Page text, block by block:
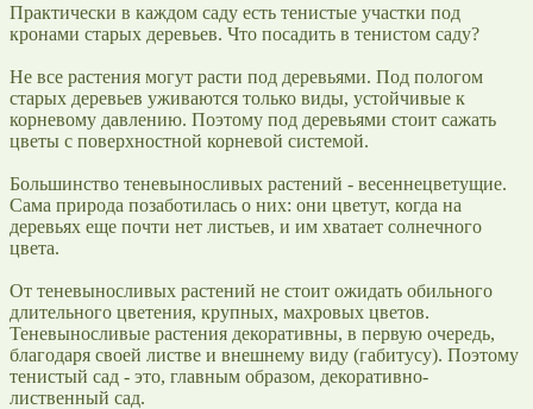
Практически в каждом саду есть тенистые участки под
кронами старых деревьев. Что посадить в тенистом саду?
Не все растения могут расти под деревьями. Под пологом
старых деревьев уживаются только виды, устойчивые к
корневому давлению. Поэтому под деревьями стоит сажать
цветы с поверхностной корневой системой.
Большинство теневыносливых растений - весеннецветущие.
Сама природа позаботилась о них: они цветут, когда на
деревьях еще почти нет листьев, и им хватает солнечного
цвета.
От теневыносливых растений не стоит ожидать обильного
длительного цветения, крупных, махровых цветов.
Теневыносливые растения декоративны, в первую очередь,
благодаря своей листве и внешнему виду (габитусу). Поэтому
тенистый сад - это, главным образом, декоративно-
лиственный сад.